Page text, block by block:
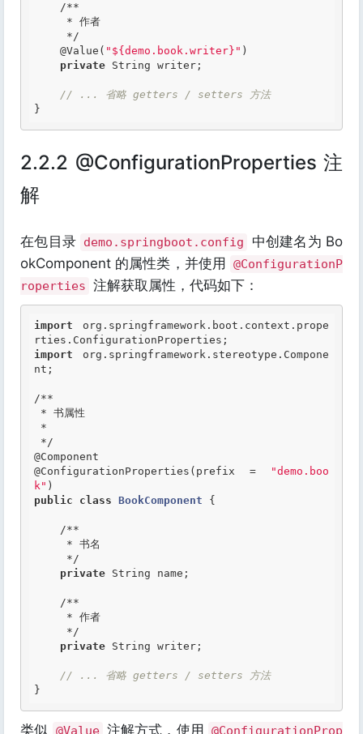
/**
     */
@Value ( "${demo.book.writer}" )
private String writer;
// ... 省略 getters / setters 方法
2.2.2 @ConfigurationProperties 注
解
在包目录 demo.springboot.config
中创建名为 Bo
okComponent 的属性类，并使用
@ConfigurationP
roperties 注解获取属性，代码如下：
import org.springframework.boot.context.prope
import org.springframework.stereotype.Compone
nt;
/**
*/
@Component
@ConfigurationProperties (prefix =
"demo.boo
k"
public
class BookComponent {
/**
     */
private String name;
/**
     */
private String writer;
// ... 省略 getters / setters 方法
类似 @Value 注解方式，使用 @ConfigurationProp